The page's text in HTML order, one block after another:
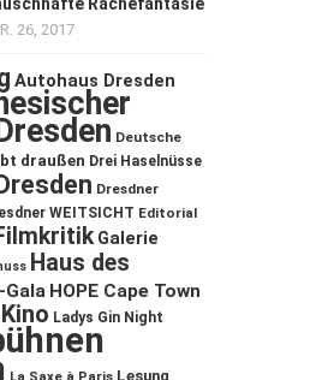
Rachefantasie
26, 2017
Autohaus Dresden
Deutsche
draußen Drei Haselnüsse
Dresden Dresdner
WEITSICHT Editorial
Galerie
Haus des
Gala HOPE Cape Town
Kino Ladys Gin Night
Lesung